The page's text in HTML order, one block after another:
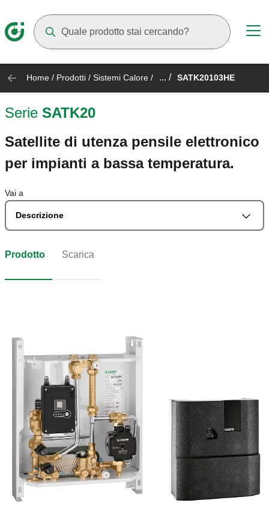
Home / Prodotti / Sistemi Calore / ... / SATK20103HE
Serie SATK20
Satellite di utenza pensile elettronico
per impianti a bassa temperatura.
Vai a
Descrizione
Prodotto Scarica